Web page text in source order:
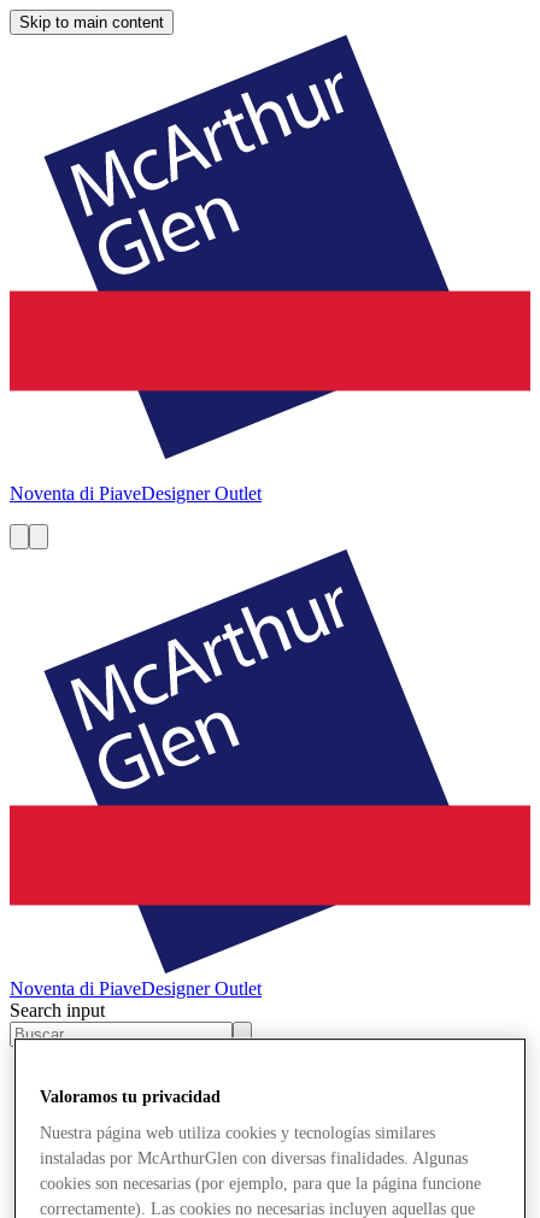
Skip to main content
Noventa di PiaveDesigner Outlet
Noventa di PiaveDesigner Outlet
Search input
Ofertas
¿Qué pasa?
Comer y beber
Tarjetas regalo
Servicios
Valoramos tu privacidad
Nuestra página web utiliza cookies y tecnologías similares
instaladas por McArthurGlen con diversas finalidades. Algunas
cookies son necesarias (por ejemplo, para que la página funcione
correctamente). Las cookies no necesarias incluyen aquellas que